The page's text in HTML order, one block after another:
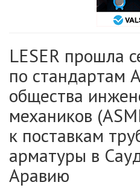
LESER прошла
по стандартам
общества
механиков
к поставкам
арматуры в
Аравию